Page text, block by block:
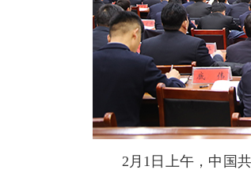
2月1日上午，中国共